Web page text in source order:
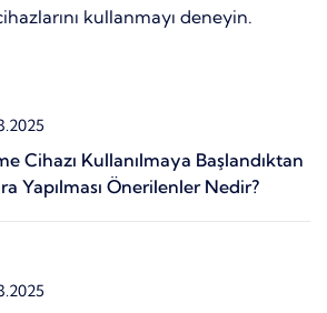
kullanmayı deneyin.
Cihazı Kullanılmaya Başlandıktan
Yapılması Önerilenler Nedir?